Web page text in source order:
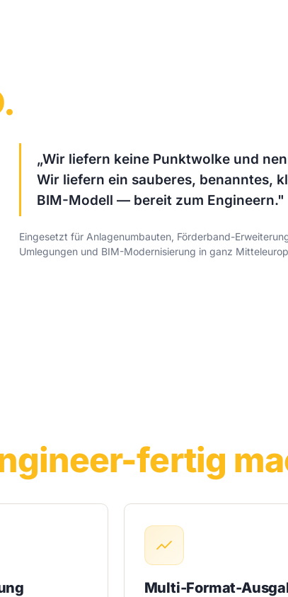
„Wir liefern keine Punktwolke und
Wir liefern ein sauberes, benanntes,
BIM-Modell — bereit zum Engineern."
Eingesetzt für Anlagenumbauten, Förderband-
Umlegungen und BIM-Modernisierung in ganz
fertig
Multi-Format-